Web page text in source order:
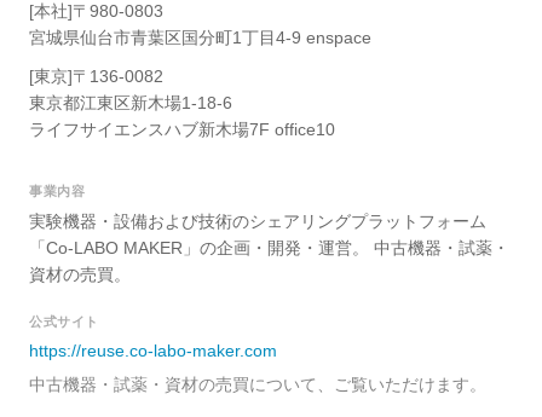
[本社]〒980-0803
宮城県仙台市青葉区国分町1丁目4-9 enspace
[東京]〒136-0082
東京都江東区新木場1-18-6
ライフサイエンスハブ新木場7F office10
事業内容
実験機器・設備および技術のシェアリングプラットフォーム
「Co-LABO MAKER」の企画・開発・運営。 中古機器・試薬・
資材の売買。
公式サイト
https://reuse.co-labo-maker.com
中古機器・試薬・資材の売買について、ご覧いただけます。